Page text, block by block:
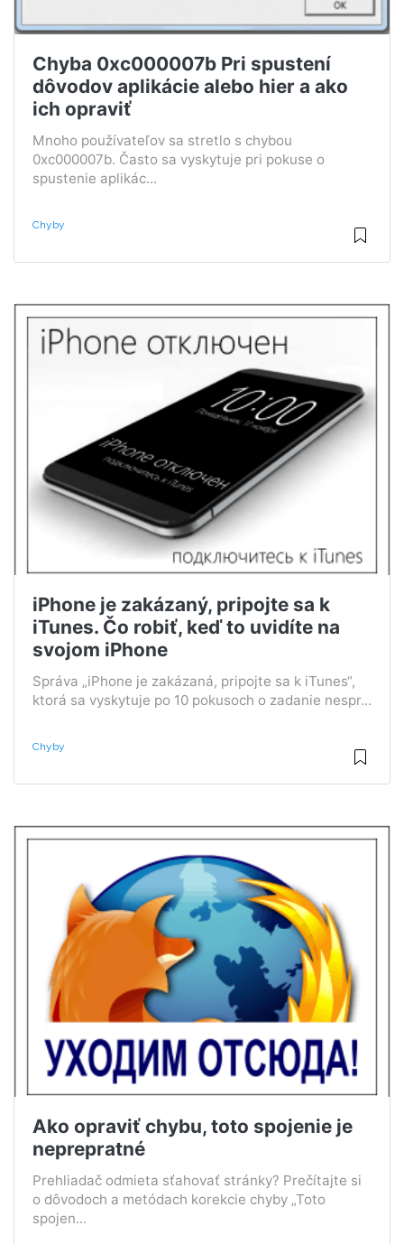
Chyba 0xc000007b Pri spustení
dôvodov aplikácie alebo hier a ako
ich opraviť
Mnoho používateľov sa stretlo s chybou
0xc000007b. Často sa vyskytuje pri pokuse o
spustenie aplikác...
Chyby
iPhone je zakázaný, pripojte sa k
iTunes. Čo robiť, keď to uvidíte na
svojom iPhone
Správa „iPhone je zakázaná, pripojte sa k iTunes“,
ktorá sa vyskytuje po 10 pokusoch o zadanie nespr...
Chyby
Ako opraviť chybu, toto spojenie je
neprepratné
Prehliadač odmieta sťahovať stránky? Prečítajte si
o dôvodoch a metódach korekcie chyby „Toto
spojen...